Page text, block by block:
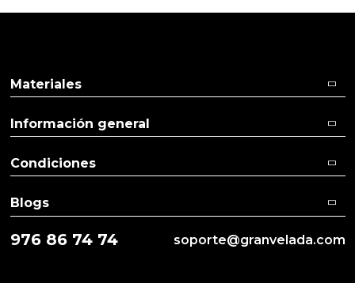
976 86 74 74 soporte@granvelada.com
Materiales
Información general
Condiciones
Blogs